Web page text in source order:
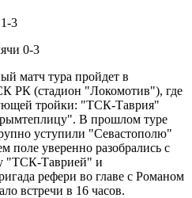
3
0-3
матч тура пройдет в
РК (стадион "Локомотив"), где
тройки: "ТСК-Таврия"
В прошлом туре
уступили "Севастополю"
поле уверенно разобрались с
"ТСК-Таврией" и
рефери во главе с Романом
встречи в 16 часов.